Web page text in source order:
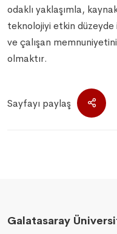
odaklı yaklaşımla,
teknolojiyi etkin düzeyde
ve çalışan
olmaktır.
Sayfayı paylaş
Galatasaray